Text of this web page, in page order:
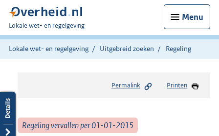
Menu
U
bent
hier:
Lokale wet- en regelgeving
Lokale wet- en regelgeving Uitgebreid zoeken Regeling
Permalink Printen
Regeling vervallen per 01-01-2015